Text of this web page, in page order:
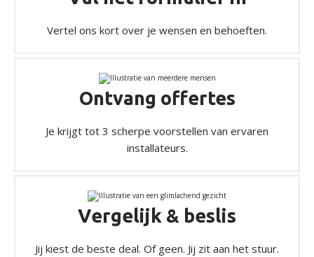
Vertel ons kort over je wensen en behoeften.
Ontvang offertes
Je krijgt tot 3 scherpe voorstellen van ervaren
installateurs.
Vergelijk & beslis
Jij kiest de beste deal. Of geen. Jij zit aan het stuur.